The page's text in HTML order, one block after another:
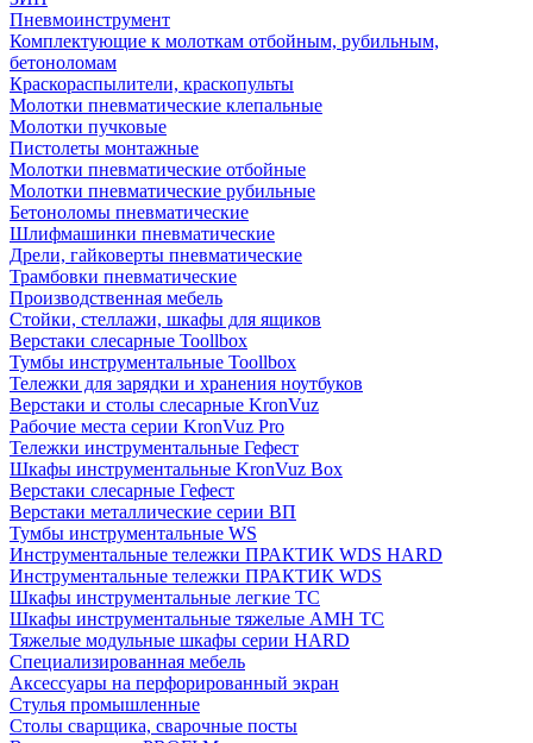
Пневмоинструмент
Комплектующие к молоткам отбойным, рубильным,
бетоноломам
Краскораспылители, краскопульты
Молотки пневматические клепальные
Молотки пучковые
Пистолеты монтажные
Молотки пневматические отбойные
Молотки пневматические рубильные
Бетоноломы пневматические
Шлифмашинки пневматические
Дрели, гайковерты пневматические
Трамбовки пневматические
Производственная мебель
Стойки, стеллажи, шкафы для ящиков
Верстаки слесарные Toollbox
Тумбы инструментальные Toollbox
Тележки для зарядки и хранения ноутбуков
Верстаки и столы слесарные KronVuz
Рабочие места серии KronVuz Pro
Тележки инструментальные Гефест
Шкафы инструментальные KronVuz Box
Верстаки слесарные Гефест
Верстаки металлические серии ВП
Тумбы инструментальные WS
Инструментальные тележки ПРАКТИК WDS HARD
Инструментальные тележки ПРАКТИК WDS
Шкафы инструментальные легкие ТС
Шкафы инструментальные тяжелые AMH TC
Тяжелые модульные шкафы серии HARD
Cпециализированная мебель
Аксессуары на перфорированный экран
Стулья промышленные
Столы сварщика, сварочные посты